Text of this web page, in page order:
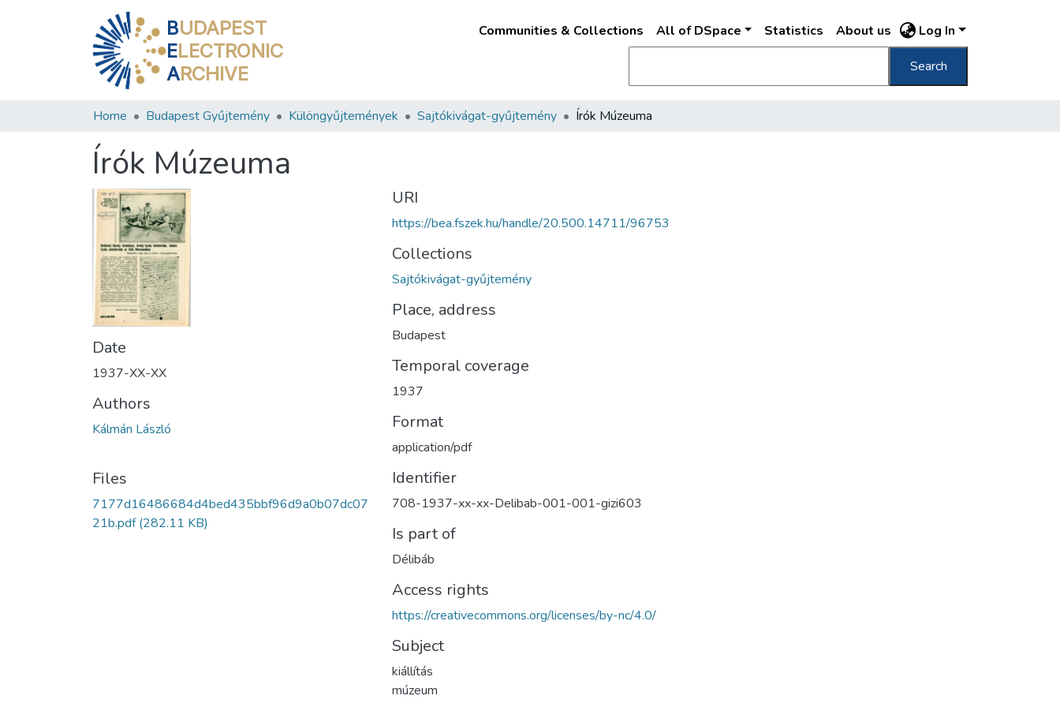
BUDAPEST
ELECTRONIC
ARCHIVE
Communities & Collections All of DSpace Statistics About us Log In
Search
Home Budapest Gyűjtemény Különgyűjtemények Sajtókivágat-gyűjtemény Írók Múzeuma
Írók Múzeuma
Date
1937-XX-XX
Authors
Kálmán László
Files
7177d16486684d4bed435bbf96d9a0b07dc07
21b.pdf(282.11 KB)
URI
https://bea.fszek.hu/handle/20.500.14711/96753
Collections
Sajtókivágat-gyűjtemény
Place, address
Budapest
Temporal coverage
1937
Format
application/pdf
Identifier
708-1937-xx-xx-Delibab-001-001-gizi603
Is part of
Délibáb
Access rights
https://creativecommons.org/licenses/by-nc/4.0/
Subject
kiállítás
múzeum